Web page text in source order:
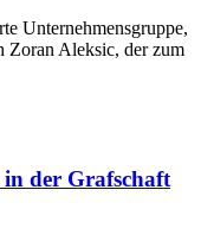
Unternehmensgruppe,
Zoran Aleksic, der zum
in der Grafschaft